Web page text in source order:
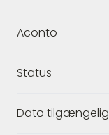
Aconto
Status
Dato tilgængelig